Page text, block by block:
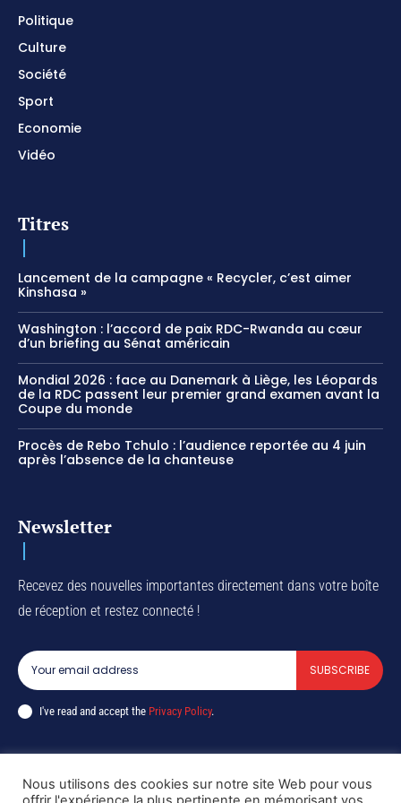
Politique
Culture
Société
Sport
Economie
Vidéo
Titres
Lancement de la campagne « Recycler, c’est aimer
Kinshasa »
Washington : l’accord de paix RDC-Rwanda au cœur
d’un briefing au Sénat américain
Mondial 2026 : face au Danemark à Liège, les Léopards
de la RDC passent leur premier grand examen avant la
Coupe du monde
Procès de Rebo Tchulo : l’audience reportée au 4 juin
après l’absence de la chanteuse
Newsletter
Recevez des nouvelles importantes directement dans votre boîte
de réception et restez connecté !
SUBSCRIBE
I've read and accept the Privacy Policy.
Copyright © DiaspoRDC. All rights reserved
Nous utilisons des cookies sur notre site Web pour vous